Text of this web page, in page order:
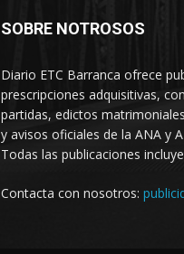
SOBRE NOTROSOS
Diario ETC Barranca ofrece
prescripciones adquisitivas,
partidas, edictos
y avisos oficiales de la ANA y
Todas las publicaciones
Contacta con nosotros: